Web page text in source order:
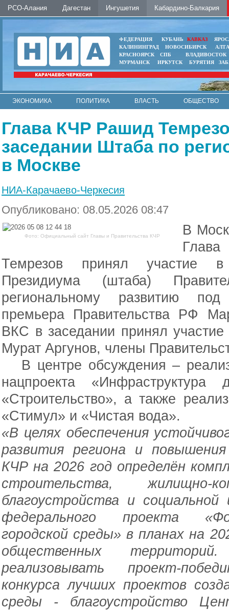
РСО-Алания Дагестан Ингушетия Кабардино-Балкария
ФЕДЕРАЦИЯ КУБАНЬ КАВКАЗ
КАЛИНИНГРАД
НОВОСИБИРСК
КРАСНОЯРСК
СПБ
ВЛАДИВОСТОК
МУРМАНСК
ИРКУТСК БУРЯТИЯ
ЭКОНОМИКА ПОЛИТИКА ВЛАСТЬ
ОБЩЕСТВО
Глава КЧР Рашид
заседании Штаба по
в Москве
НИА-Карачаево-Черкесия
Опубликовано: 08.05.2026 08:47
Фото: Официальный сайт Главы и Правительства КЧР
В
Глава
Темрезов принял участие в
Президиума (штаба)
региональному развитию
премьера Правительства РФ
ВКС в заседании принял
Мурат Аргунов, члены
В центре обсуждения –
нацпроекта
«Строительство», а также
«Стимул» и «Чистая вода».
«В целях обеспечения
развития региона и
КЧР на 2026 год определён
строительства, жилищно-
благоустройства и
федерального проекта
городской среды» в планах на
общественных
реализовывать проект-
конкурса лучших проектов
среды - благоустройство